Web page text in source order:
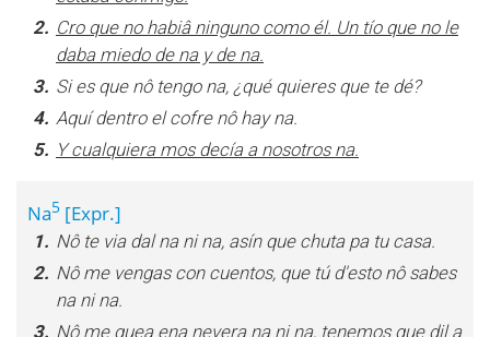
2. Cro que no habiâ ninguno como él. Un tío que no le
daba miedo de na y de na.
3. Si es que nô tengo na, ¿qué quieres que te dé?
4. Aquí dentro el cofre nô hay na.
5. Y cualquiera mos decía a nosotros na.
Na5 [Expr.]
1. Nô te via dal na ni na, asín que chuta pa tu casa.
2. Nô me vengas con cuentos, que tú d'esto nô sabes
na ni na.
3. Nô me quea ena nevera na ni na, tenemos que dil a